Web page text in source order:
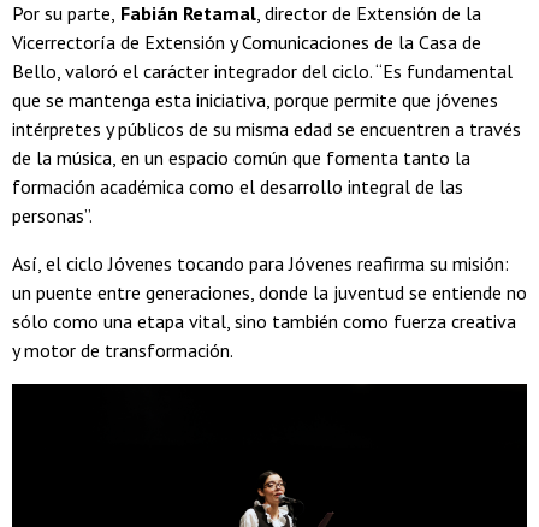
Por su parte, Fabián Retamal, director de Extensión de la
Vicerrectoría de Extensión y Comunicaciones de la Casa de
Bello, valoró el carácter integrador del ciclo. “Es fundamental
que se mantenga esta iniciativa, porque permite que jóvenes
intérpretes y públicos de su misma edad se encuentren a través
de la música, en un espacio común que fomenta tanto la
formación académica como el desarrollo integral de las
personas”.
Así, el ciclo Jóvenes tocando para Jóvenes reafirma su misión:
un puente entre generaciones, donde la juventud se entiende no
sólo como una etapa vital, sino también como fuerza creativa
y motor de transformación.